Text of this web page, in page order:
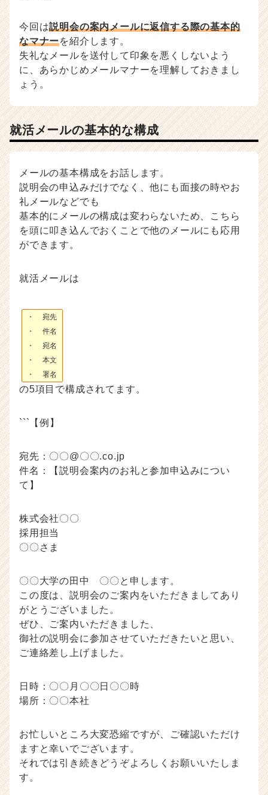
が
届
く
チ
ア
キ
リ
ア
（C
h
e
今回は説明会の案内メールに返信する際の基本的
なマナーを紹介します。
失礼なメールを送付して印象を悪くしないよう
に、あらかじめメールマナーを理解しておきまし
ょう。
就活メールの基本的な構成
メールの基本構成をお話します。
説明会の申込みだけでなく、他にも面接の時やお
礼メールなどでも
基本的にメールの構成は変わらないため、こちら
を頭に叩き込んでおくことで他のメールにも応用
ができます。
就活メールは
・ 宛先
・ 件名
・ 宛名
・ 本文
・ 署名
の5項目で構成されてます。
```【例】
宛先：〇〇@〇〇.co.jp
件名：【説明会案内のお礼と参加申込みについ
て】
株式会社〇〇
採用担当
〇〇さま
〇〇大学の田中 〇〇と申します。
この度は、説明会のご案内をいただきましてあり
がとうございました。
ぜひ、ご案内いただきました、
御社の説明会に参加させていただきたいと思い、
ご連絡差し上げました。
日時：〇〇月〇〇日〇〇時
場所：〇〇本社
お忙しいところ大変恐縮ですが、ご確認いただけ
ますと幸いでございます。
それでは引き続きどうぞよろしくお願いいたしま
す。